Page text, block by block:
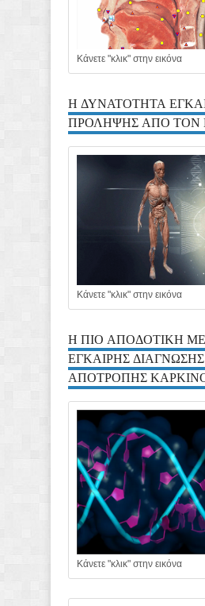
Κάνετε "κλικ" στην εικόνα
Η ΔΥΝΑΤΟΤΗΤΑ
ΠΡΟΛΗΨΗΣ ΑΠΟ ΤΟΝ
Κάνετε "κλικ" στην εικόνα
Η ΠΙΟ ΑΠΟΔΟΤΙΚΗ
ΕΓΚΑΙΡΗΣ
ΑΠΟΤΡΟΠΗΣ
Κάνετε "κλικ" στην εικόνα